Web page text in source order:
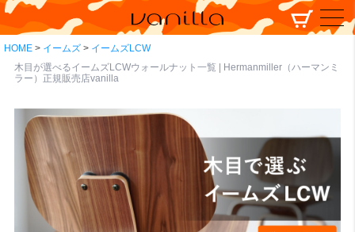
HOME イームズ
イームズLCW
木目が選べるイームズLCWウォールナット一覧 | Hermanmiller（ハーマンミ
ラー）正規販売店vanilla